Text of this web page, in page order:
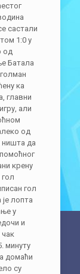
састали
1:0 у
од
Батала
ка
главни
али
од
ништа да
крену
гол
лопта
у
и
чак
минуту
домаћи
су